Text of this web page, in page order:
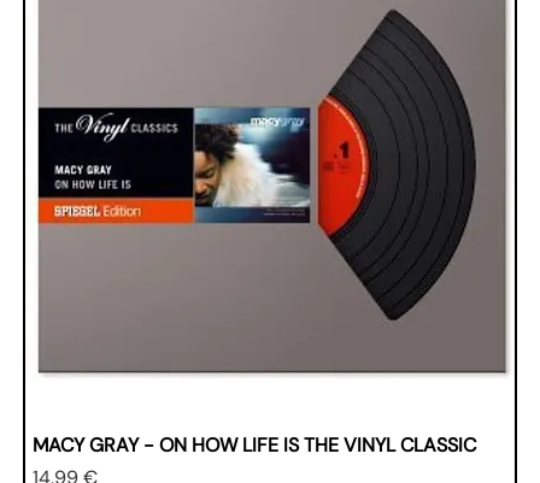
MACY GRAY - ON HOW LIFE IS THE VINYL CLASSIC
Prezzo